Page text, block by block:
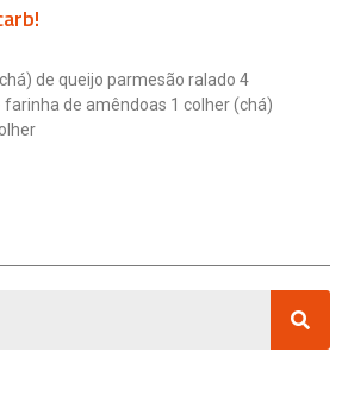
de queijo parmesão ralado 4
de amêndoas 1 colher (chá)